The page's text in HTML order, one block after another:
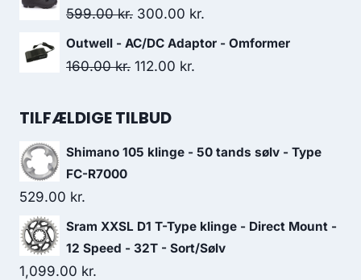
was:
is:
599.00kr. Original
price
was:
300.00 kr.
price
Outwell - AC/DC Adaptor - Omformer
160.00kr. Original
was:
112.00 kr.
TILFÆLDIGE TILBUD
Shimano 105 klinge - 50 tands sølv - Type
FC-R7000
529.00 kr.
Sram XXSL D1 T-Type klinge - Direct Mount -
12 Speed - 32T - Sort/Sølv
1,099.00 kr.